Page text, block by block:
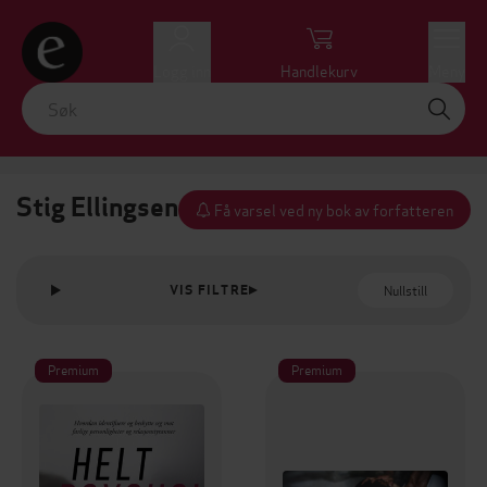
Handlekurv
Stig Ellingsen Få varsel ved ny bok av forfatteren
VIS FILTRE Nullstill
Premium Premium